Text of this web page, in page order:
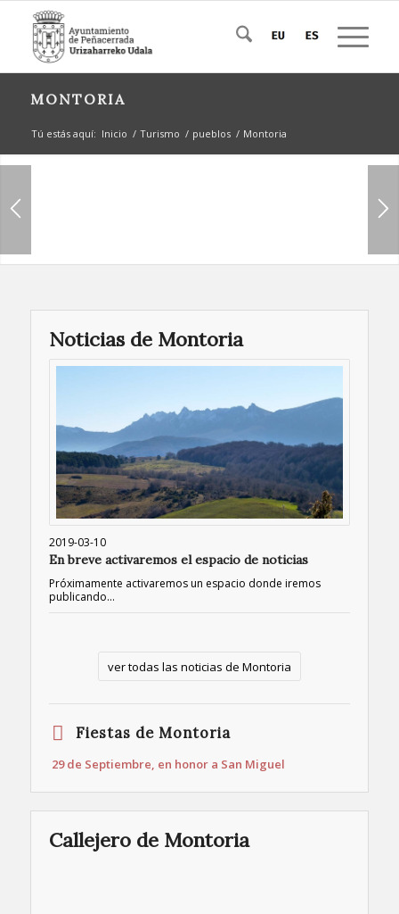
MONTORIA
Tú estás aquí: Inicio / Turismo / pueblos / Montoria
Noticias de Montoria
2019-03-10
En breve activaremos el espacio de noticias
Próximamente activaremos un espacio donde iremos
publicando…
ver todas las noticias de Montoria
Fiestas de Montoria
29 de Septiembre, en honor a San Miguel
Callejero de Montoria